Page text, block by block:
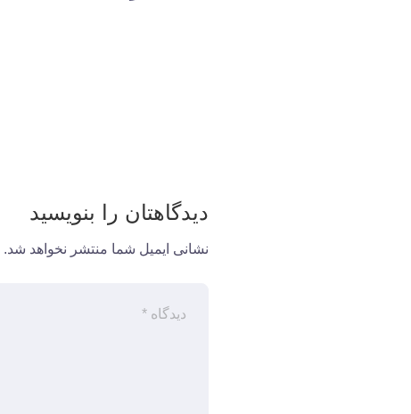
دیدگاهتان را بنویسید
نشانی ایمیل شما منتشر نخواهد شد.